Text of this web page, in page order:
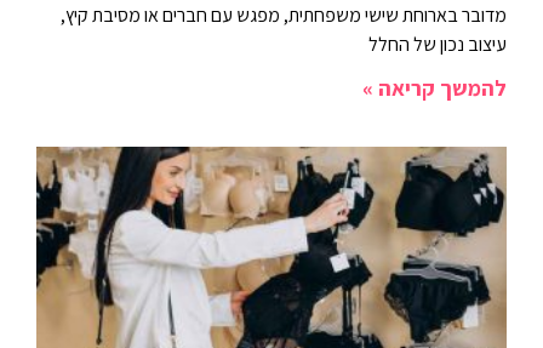
מדובר בארוחת שישי משפחתית, מפגש עם חברים או מסיבת קיץ,
עיצוב נכון של החלל
להמשך קריאה »